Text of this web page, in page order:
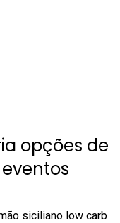
opções de
siciliano low carb